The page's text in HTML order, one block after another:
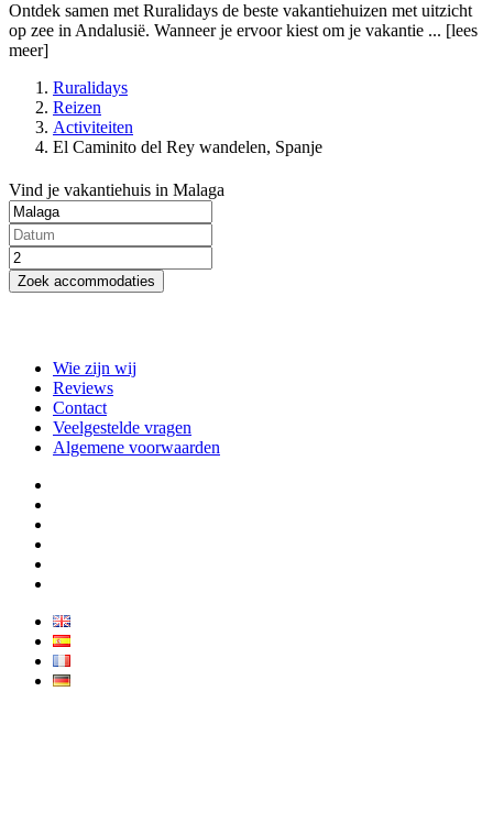
Ontdek samen met Ruralidays de beste vakantiehuizen met uitzicht
op zee in Andalusië. Wanneer je ervoor kiest om je vakantie ... [lees
meer]
Ruralidays
Reizen
Activiteiten
El Caminito del Rey wandelen, Spanje
Vind je vakantiehuis in Malaga
Zoek accommodaties
Wie zijn wij
Reviews
Contact
Veelgestelde vragen
Algemene voorwaarden